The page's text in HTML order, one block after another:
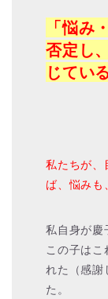
「悩み
否定し
じている
私たちが、
ば、悩みも
私自身が慶
この子はこ
れた（感謝
た。